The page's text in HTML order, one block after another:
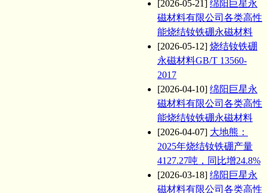
[2026-05-21] 绵阳巨星永
磁材料有限公司各类高性
能烧结钕铁硼永磁材料
[2026-05-12] 烧结钕铁硼
永磁材料GB/T 13560-
2017
[2026-04-10] 绵阳巨星永
磁材料有限公司各类高性
能烧结钕铁硼永磁材料
[2026-04-07] 大地熊：
2025年烧结钕铁硼产量
4127.27吨，同比增24.8%
[2026-03-18] 绵阳巨星永
磁材料有限公司各类高性